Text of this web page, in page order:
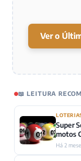
Ver o
📖 LEITURA
Super
motos
Há 2